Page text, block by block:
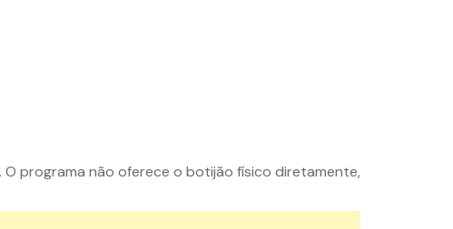
programa não oferece o botijão físico diretamente,